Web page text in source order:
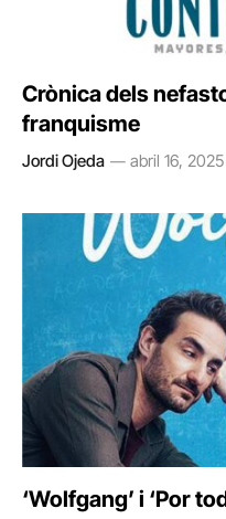
Crònica dels
franquisme
Jordi Ojeda abril 16, 2025
‘Wolfgang’ i ‘Por